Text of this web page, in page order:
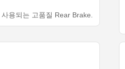
용되는 고품질 Rear Brake.